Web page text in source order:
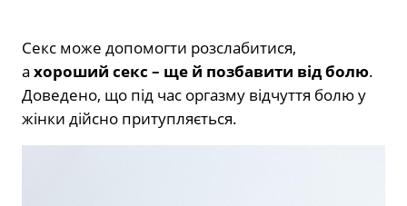
Секс може допомогти розслабитися,
а хороший секс – ще й позбавити від болю.
Доведено, що під час оргазму відчуття болю у
жінки дійсно притупляється.